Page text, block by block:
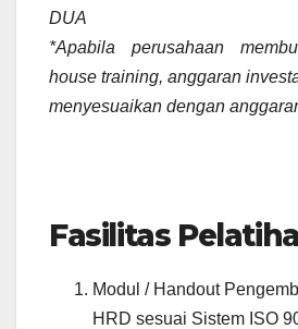
DUA
*Apabila perusahaan
house training, anggaran
menyesuaikan dengan
Fasilitas
Modul / Handout
HRD sesuai Sistem ISO